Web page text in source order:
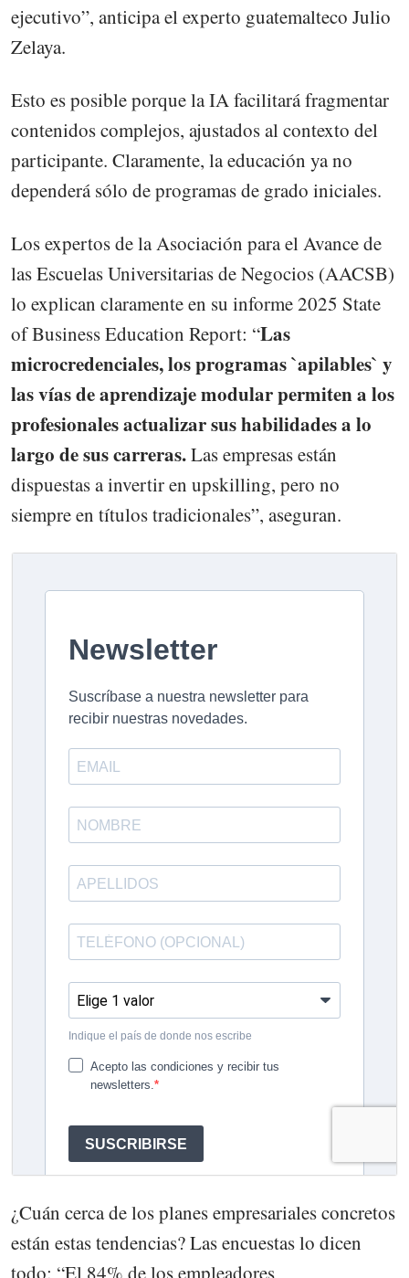
ejecutivo”, anticipa el experto guatemalteco Julio
Zelaya.
Esto es posible porque la IA facilitará fragmentar
contenidos complejos, ajustados al contexto del
participante. Claramente, la educación ya no
dependerá sólo de programas de grado iniciales.
Los expertos de la Asociación para el Avance de
las Escuelas Universitarias de Negocios (AACSB)
lo explican claramente en su informe 2025 State
of Business Education Report: “Las
microcredenciales, los programas `apilables` y
las vías de aprendizaje modular permiten a los
profesionales actualizar sus habilidades a lo
largo de sus carreras.Las empresas están
dispuestas a invertir en upskilling, pero no
siempre en títulos tradicionales”, aseguran.
¿Cuán cerca de los planes empresariales concretos
están estas tendencias? Las encuestas lo dicen
todo: “El 84% de los empleadores